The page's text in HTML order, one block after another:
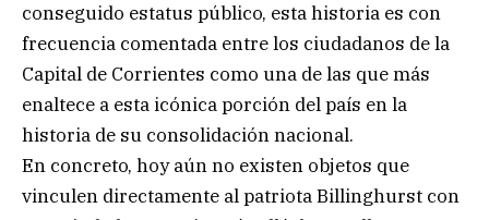
conseguido estatus público, esta historia es con
frecuencia comentada entre los ciudadanos de la
Capital de Corrientes como una de las que más
enaltece a esta icónica porción del país en la
historia de su consolidación nacional.
En concreto, hoy aún no existen objetos que
vinculen directamente al patriota Billinghurst con